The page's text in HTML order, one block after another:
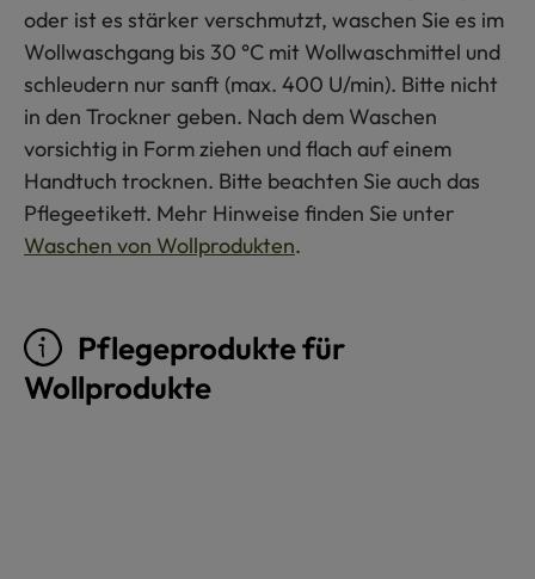
oder ist es stärker verschmutzt, waschen Sie es im
Wollwaschgang bis 30 °C mit Wollwaschmittel und
schleudern nur sanft (max. 400 U/min). Bitte nicht
in den Trockner geben. Nach dem Waschen
vorsichtig in Form ziehen und flach auf einem
Handtuch trocknen. Bitte beachten Sie auch das
Pflegeetikett. Mehr Hinweise finden Sie unter
Waschen von Wollprodukten.
Pflegeprodukte für
Wollprodukte